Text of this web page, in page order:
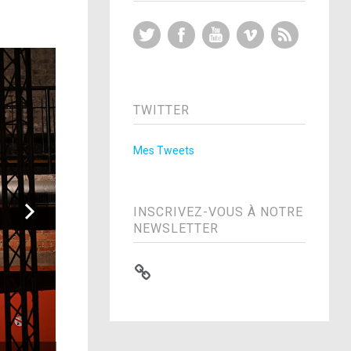
Twitter FacebookYouTubeVimeo
TWITTER
Mes Tweets
INSCRIVEZ-VOUS À NOTRE
NEWSLETTER